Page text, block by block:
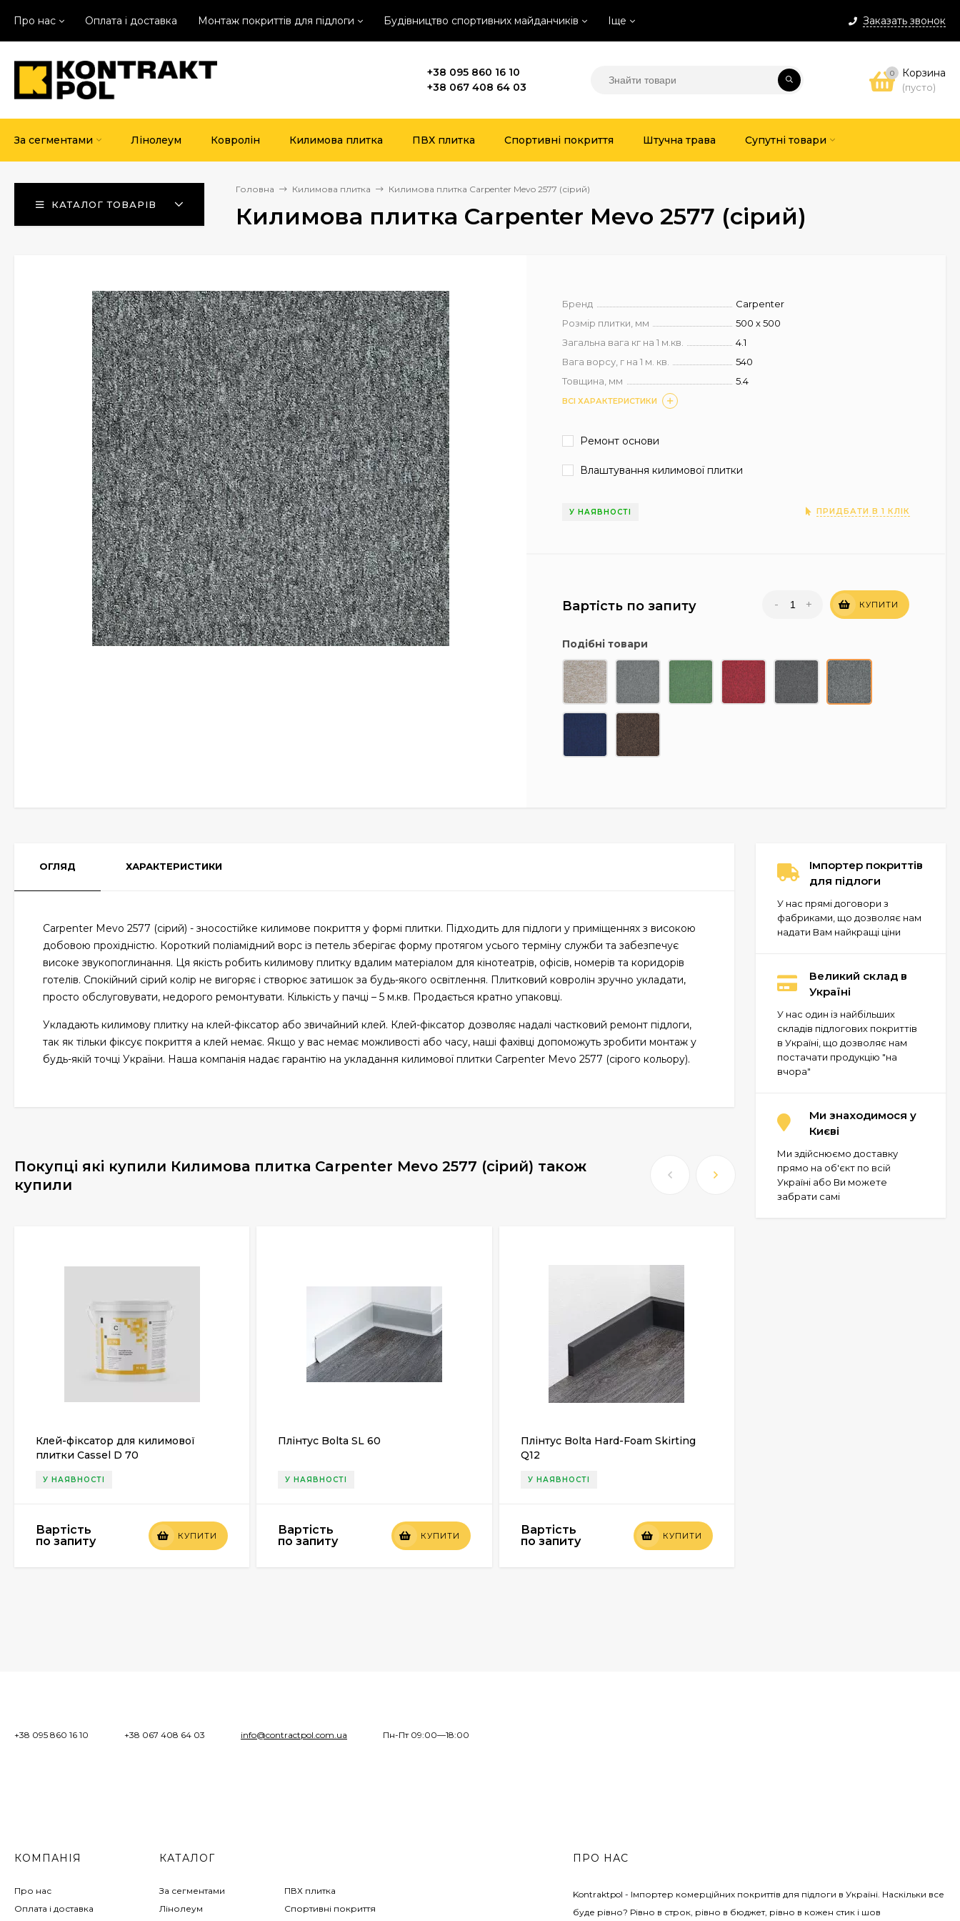
Заказать звонок
Про нас Оплата і доставка Монтаж покриттів для підлоги Будівництво спортивних майданчиків Іще
+38 095 860 16 10
+38 067 408 64 03
0 Корзина
(пусто)
За сегментами Лінолеум Ковролін Килимова плитка ПВХ плитка Спортивні покриття Штучна трава Супутні товари
КАТАЛОГ ТОВАРІВ
Головна Килимова плитка Килимова плитка Carpenter Mevo 2577 (сірий)
Килимова плитка Carpenter Mevo 2577 (сірий)
Бренд
Carpenter
Розмір плитки, мм
500 х 500
Загальна вага кг на 1 м.кв.
4.1
Вага ворсу, г на 1 м. кв.
540
Товщина, мм
5.4
ВСІ ХАРАКТЕРИСТИКИ
Ремонт основи
Влаштування килимової плитки
У НАЯВНОСТІ ПРИДБАТИ В 1 КЛІК
Вартість по запиту - + КУПИТИ
Подібні товари
ОГЛЯД ХАРАКТЕРИСТИКИ
Carpenter Mevo 2577 (сірий) - зносостійке килимове покриття у формі плитки. Підходить для підлоги у приміщеннях з високою
добовою прохідністю. Короткий поліамідний ворс із петель зберігає форму протягом усього терміну служби та забезпечує
високе звукопоглинання. Ця якість робить килимову плитку вдалим матеріалом для кінотеатрів, офісів, номерів та коридорів
готелів. Спокійний сірий колір не вигоряє і створює затишок за будь-якого освітлення. Плитковий ковролін зручно укладати,
просто обслуговувати, недорого ремонтувати. Кількість у пачці – 5 м.кв. Продається кратно упаковці.
Укладають килимову плитку на клей-фіксатор або звичайний клей. Клей-фіксатор дозволяє надалі частковий ремонт підлоги,
так як тільки фіксує покриття а клей немає. Якщо у вас немає можливості або часу, наші фахівці допоможуть зробити монтаж у
будь-якій точці України. Наша компанія надає гарантію на укладання килимової плитки Carpenter Mevo 2577 (сірого кольору).
Покупці які купили Килимова плитка Carpenter Mevo 2577 (сірий) також
купили
Клей-фіксатор для килимової
плитки Cassel D 70
У НАЯВНОСТІ
Вартість
по запиту
КУПИТИ
Плінтус Bolta SL 60
У НАЯВНОСТІ
Вартість
по запиту
КУПИТИ
Плінтус Bolta Hard-Foam Skirting
Q12
У НАЯВНОСТІ
Вартість
по запиту
КУПИТИ
Імпортер покриттів
для підлоги
У нас прямі договори з
фабриками, що дозволяє нам
надати Вам найкращі ціни
Великий склад в
Україні
У нас один із найбільших
складів підлогових покриттів
в Україні, що дозволяє нам
постачати продукцію "на
вчора"
Ми знаходимося у
Києві
Ми здійснюємо доставку
прямо на об'єкт по всій
Україні або Ви можете
забрати самі
+38 095 860 16 10 +38 067 408 64 03 info@contractpol.com.ua Пн-Пт 09:00—18:00
КОМПАНІЯ
Про нас
Оплата і доставка
КАТАЛОГ
За сегментами
Лінолеум
ПВХ плитка
Спортивні покриття
ПРО НАС
Kontraktpol - Імпортер комерційних покриттів для підлоги в Україні. Наскільки все
буде рівно? Рівно в строк, рівно в бюджет, рівно в кожен стик і шов